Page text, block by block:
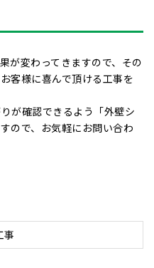
が変わってきますので、その
客様に喜んで頂ける工事を
が確認できるよう「外壁シ
ので、お気軽にお問い合わ
事